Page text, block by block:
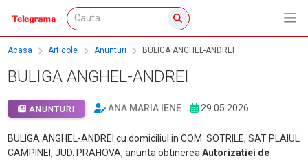
Acasa Articole Anunturi BULIGA ANGHEL-ANDREI
BULIGA ANGHEL-ANDREI
ANUNTURI ANA MARIA IENE 29.05.2026
BULIGA ANGHEL-ANDREI cu domiciliul in COM. SOTRILE, SAT PLAIUL
CAMPINEI, JUD. PRAHOVA, anunta obtinereaAutorizatiei de